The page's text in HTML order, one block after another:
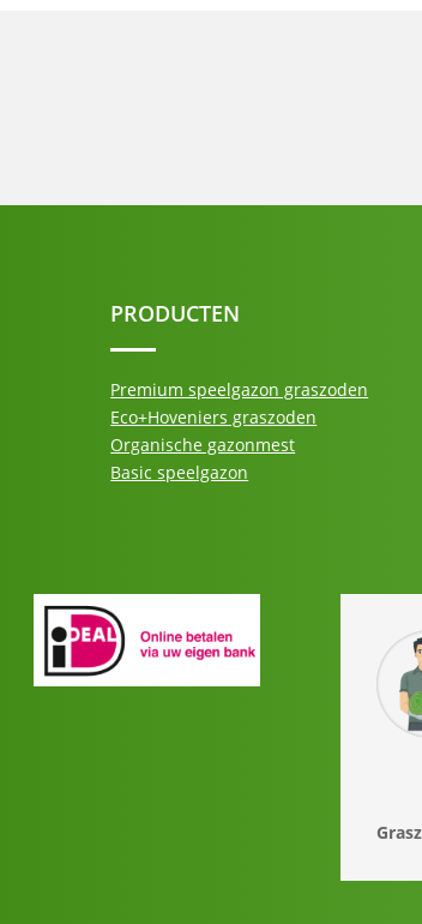
PRODUCTEN
Premium speelgazon graszoden
Eco+Hoveniers graszoden
Organische gazonmest
Basic speelgazon